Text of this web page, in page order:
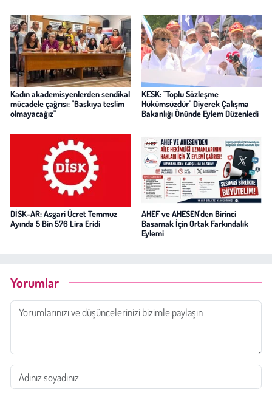
Kadın akademisyenlerden sendikal
mücadele çağrısı: "Baskıya teslim
olmayacağız"
KESK: "Toplu Sözleşme
Hükümsüzdür" Diyerek Çalışma
Bakanlığı Önünde Eylem Düzenledi
DİSK-AR: Asgari Ücret Temmuz
Ayında 5 Bin 576 Lira Eridi
AHEF ve AHESEN'den Birinci
Basamak İçin Ortak Farkındalık
Eylemi
Yorumlar